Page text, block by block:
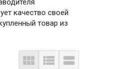
качество своей
товар из
  